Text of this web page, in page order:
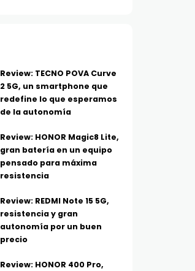
TECNOLOGÍA
Review: TECNO POVA Curve
2 5G, un smartphone que
redefine lo que esperamos
de la autonomía
Review: HONOR Magic8 Lite,
gran batería en un equipo
pensado para máxima
resistencia
Review: REDMI Note 15 5G,
resistencia y gran
autonomía por un buen
precio
Review: HONOR 400 Pro,